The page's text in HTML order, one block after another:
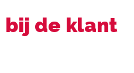
de klant